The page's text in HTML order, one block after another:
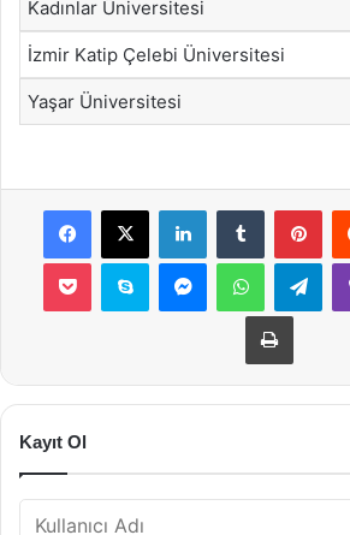
Kadınlar Üniversitesi
İzmir Katip Çelebi Üniversitesi
Yaşar Üniversitesi
Facebook
X LinkedInTumblr
Pocket Skype MessengerWhatsApp
Yazdır
Kayıt Ol